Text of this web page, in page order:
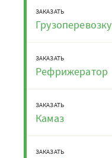
ЗАКАЗАТЬ
Грузоперевозку
ЗАКАЗАТЬ
Рефрижератор
ЗАКАЗАТЬ
Камаз
ЗАКАЗАТЬ